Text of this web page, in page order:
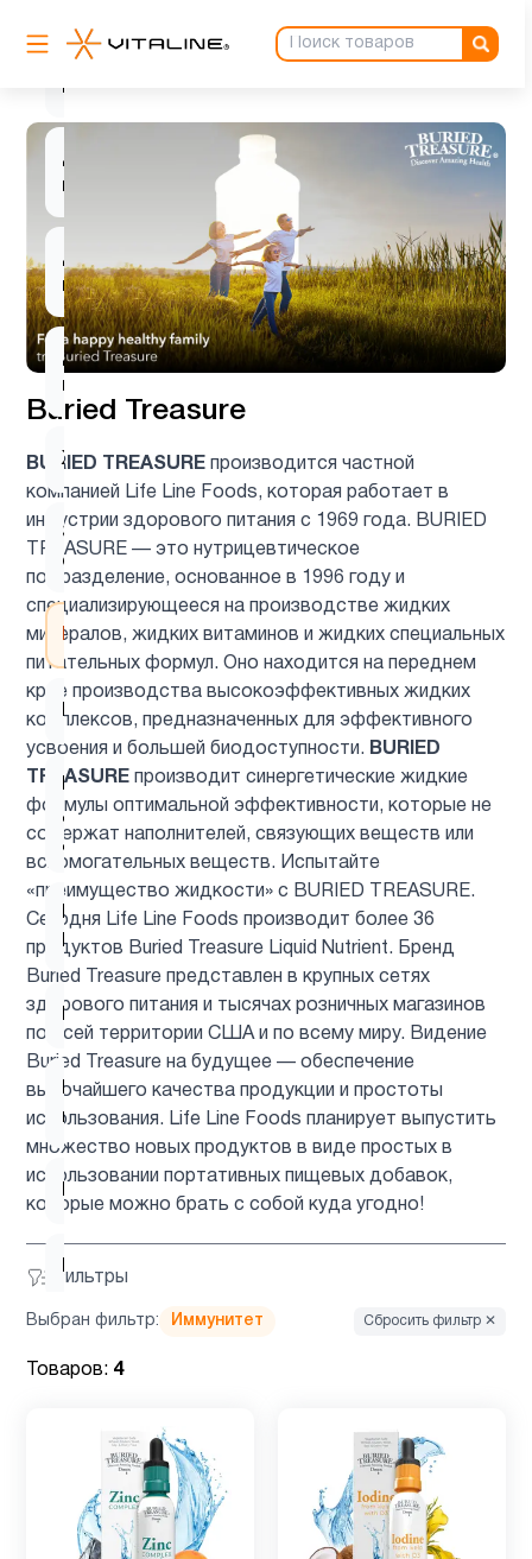
Buried Treasure
BURIED TREASURE производится частной
компанией Life Line Foods, которая работает в
индустрии здорового питания с 1969 года. BURIED
TREASURE — это нутрицевтическое
подразделение, основанное в 1996 году и
специализирующееся на производстве жидких
минералов, жидких витаминов и жидких специальных
питательных формул. Оно находится на переднем
крае производства высокоэффективных жидких
комплексов, предназначенных для эффективного
усвоения и большей биодоступности. BURIED
TREASURE производит синергетические жидкие
формулы оптимальной эффективности, которые не
содержат наполнителей, связующих веществ или
вспомогательных веществ. Испытайте
«преимущество жидкости» с BURIED TREASURE.
Сегодня Life Line Foods производит более 36
продуктов Buried Treasure Liquid Nutrient. Бренд
Buried Treasure представлен в крупных сетях
здорового питания и тысячах розничных магазинов
по всей территории США и по всему миру. Видение
Buried Treasure на будущее — обеспечение
высочайшего качества продукции и простоты
использования. Life Line Foods планирует выпустить
множество новых продуктов в виде простых в
использовании портативных пищевых добавок,
которые можно брать с собой куда угодно!
Фильтры
Детям
Деятельность
Для
младенцев
1
Для
1
Женщинам 9
Здоровый
сон
1
Иммунитет 4
Кальции
Кальций
для
детей
1
Келп
Йод
1
Кожа 3
Кокосовое
масло
Мультивитамины
Выбран фильтр: Иммунитет Сбросить фильтр ✕
Товаров: 4